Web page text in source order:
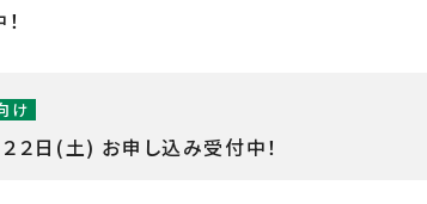
け
２日(土) お申し込み受付中！